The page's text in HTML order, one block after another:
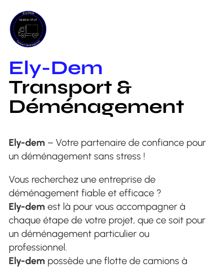
content
Ely-Dem
Transport &
Déménagement
Ely-dem – Votre partenaire de confiance pour
un déménagement sans stress !
Vous recherchez une entreprise de
déménagement fiable et efficace ?
Ely-dem est là pour vous accompagner à
chaque étape de votre projet, que ce soit pour
un déménagement particulier ou
professionnel.
Ely-dem possède une flotte de camions à